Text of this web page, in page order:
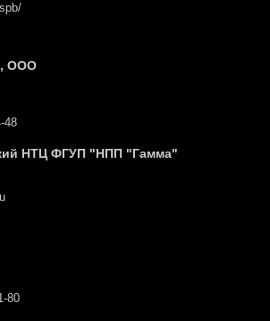
ООО
48
НТЦ ФГУП "НПП "Гамма"
80